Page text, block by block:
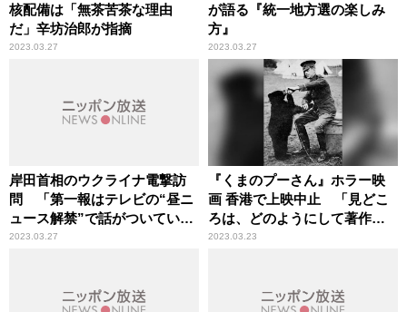
核配備は「無茶苦茶な理由
だ」辛坊治郎が指摘
2023.03.27
が語る『統一地方選の楽しみ
方』
2023.03.27
岸田首相のウクライナ電撃訪
問 「第一報はテレビの“昼ニ
ュース解禁”で話がついてい
た」辛坊治郎が背景を解説
2023.03.27
『くまのプーさん』ホラー映
画 香港で上映中止 「見どこ
ろは、どのようにして著作権
侵害を回避したか」辛坊治郎
2023.03.23